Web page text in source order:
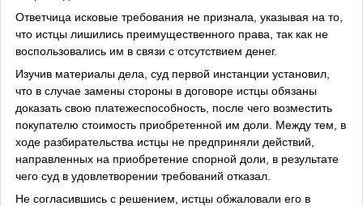
Ответчица исковые требования не признала, указывая на то,
что истцы лишились преимущественного права, так как не
воспользовались им в связи с отсутствием денег.
Изучив материалы дела, суд первой инстанции установил,
что в случае замены стороны в договоре истцы обязаны
доказать свою платежеспособность, после чего возместить
покупателю стоимость приобретенной им доли. Между тем, в
ходе разбирательства истцы не предприняли действий,
направленных на приобретение спорной доли, в результате
чего суд в удовлетворении требований отказал.
Не согласившись с решением, истцы обжаловали его в